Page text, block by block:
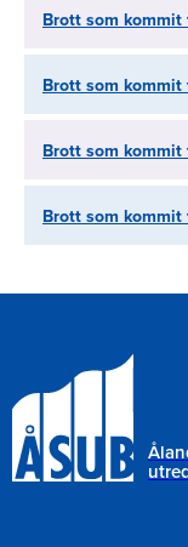
Brott som
Brott som
Brott som
Brott som